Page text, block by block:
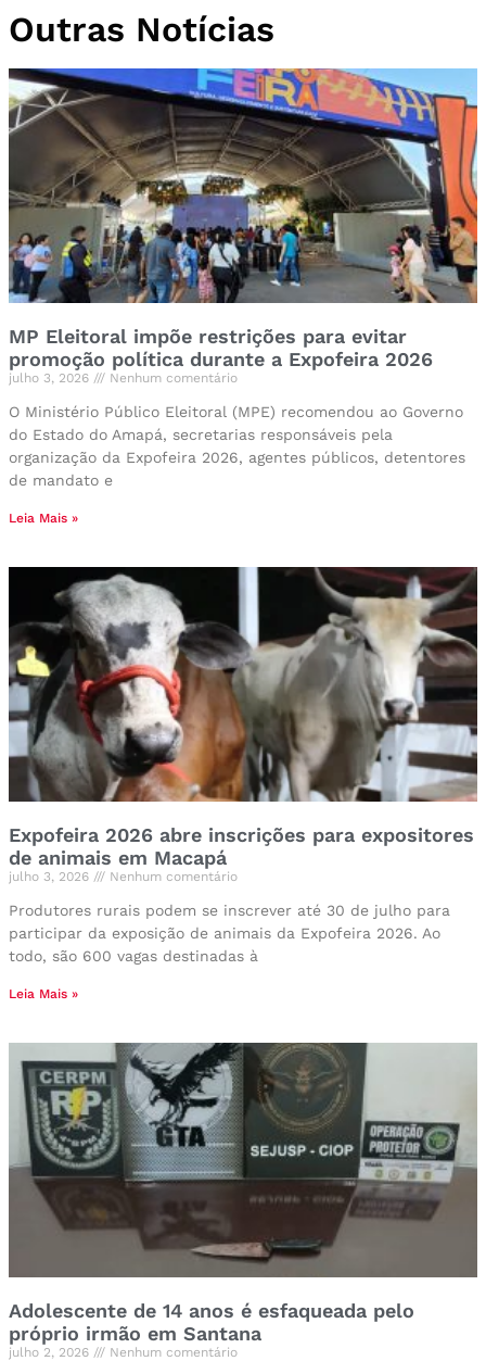
Outras Notícias
MP Eleitoral impõe restrições para evitar
promoção política durante a Expofeira 2026
julho 3, 2026 Nenhum comentário
O Ministério Público Eleitoral (MPE) recomendou ao Governo
do Estado do Amapá, secretarias responsáveis pela
organização da Expofeira 2026, agentes públicos, detentores
de mandato e
Leia Mais »
Expofeira 2026 abre inscrições para expositores
de animais em Macapá
julho 3, 2026 Nenhum comentário
Produtores rurais podem se inscrever até 30 de julho para
participar da exposição de animais da Expofeira 2026. Ao
todo, são 600 vagas destinadas à
Leia Mais »
Adolescente de 14 anos é esfaqueada pelo
próprio irmão em Santana
julho 2, 2026 Nenhum comentário